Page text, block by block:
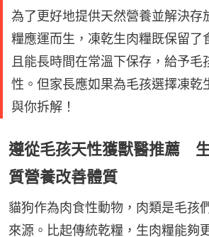
為了更好地提供天然營養並解決存
糧應運而生，凍乾生肉糧既保留了
且能長時間在常溫下保存，給予毛
性。但家長應如果為毛孩選擇凍乾
與你拆解！
遵從毛孩天性獲獸醫推薦
質營養改善體質
貓狗作為肉食性動物，肉類是毛孩
來源。比起傳統乾糧，生肉糧能夠